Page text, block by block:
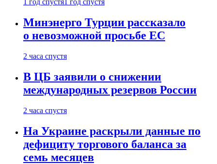
1 год спустя 1 год спустя
Минэнерго Турции рассказало
о невозможной просьбе ЕС
2 часа спустя
В ЦБ заявили о снижении
международных резервов России
2 часа спустя
На Украине раскрыли данные по
дефициту торгового баланса за
семь месяцев